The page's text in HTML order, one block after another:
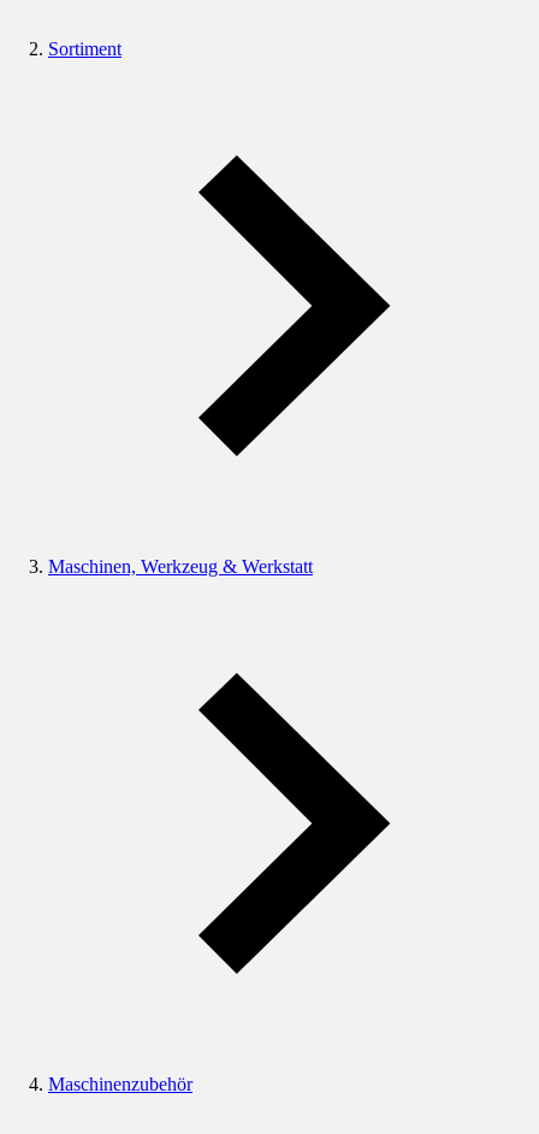
Sortiment
Maschinen, Werkzeug & Werkstatt
Maschinenzubehör